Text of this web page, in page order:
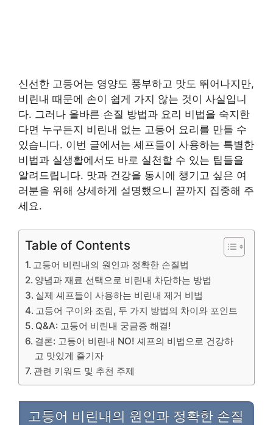
신선한 고등어는 영양도 풍부하고 맛도 뛰어나지만,
비린내 때문에 손이 쉽게 가지 않는 것이 사실입니
다. 그러나 올바른 손질 방법과 요리 비법을 숙지한
다면 누구든지 비린내 없는 고등어 요리를 만들 수
있습니다. 이번 글에서는 셰프들이 사용하는 특별한
비법과 실생활에서도 바로 실천할 수 있는 팁들을
알려드립니다. 맛과 건강을 동시에 챙기고 싶은 여
러분을 위해 상세하게 설명했으니 끝까지 집중해 주
세요.
Table of Contents
고등어 비린내의 원인과 정확한 손질법
양념과 재료 선택으로 비린내 차단하는 방법
실제 셰프들이 사용하는 비린내 제거 비법
고등어 구이와 조림, 두 가지 방법의 차이와 포인트
Q&A: 고등어 비린내 궁금증 해결!
결론: 고등어 비린내 NO! 셰프의 비법으로 건강하
고 맛있게 즐기자
관련 키워드 및 추천 주제
고등어 비린내의 원인과 정확한 손질